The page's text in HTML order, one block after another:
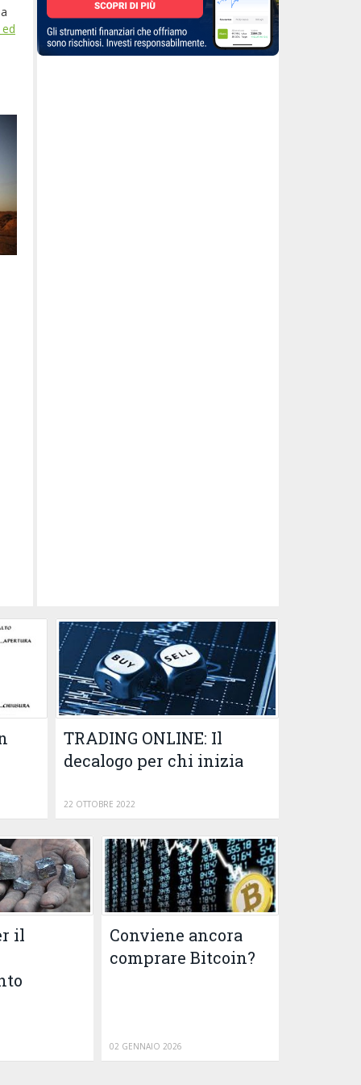
TRADING ONLINE: Il
decalogo per chi inizia
22 OTTOBRE 2022
il
Conviene ancora
comprare Bitcoin?
02 GENNAIO 2026